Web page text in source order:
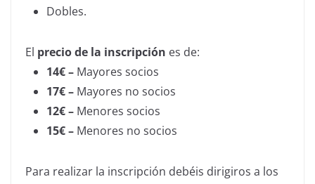
Dobles.
El precio de la inscripción es de:
14€ – Mayores socios
17€ – Mayores no socios
12€ – Menores socios
15€ – Menores no socios
Para realizar la inscripción debéis dirigiros a los